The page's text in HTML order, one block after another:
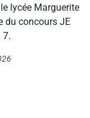
lycée Marguerite
du concours JE
7.